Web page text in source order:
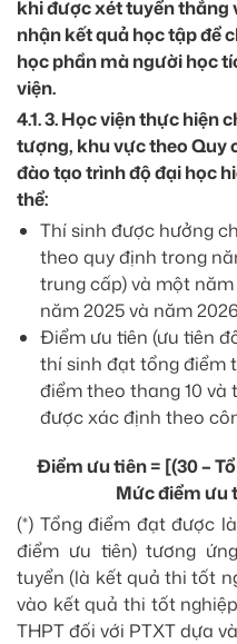
khi được xét tuyển thẳng
nhận kết quả học tập để
học phần mà người học
viện.
4.1. 3. Học viện thực hiện
tượng, khu vực theo Quy
đào tạo trình độ đại học
thể:
Thí sinh được hưởng
theo quy định trong
trung cấp) và một
năm 2025 và năm
Điểm ưu tiên (ưu tiên
thí sinh đạt tổng điểm
điểm theo thang 10 và
được xác định theo
Điểm ưu tiên = [(30 –
Mức điểm ưu
(*) Tổng điểm đạt được
điểm ưu tiên) tương
tuyển (là kết quả thi tốt
vào kết quả thi tốt
THPT đối với PTXT dựa